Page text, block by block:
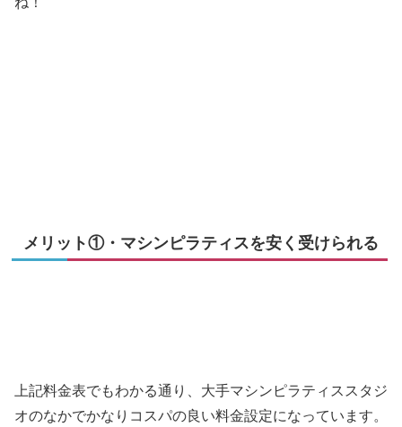
メリット①・マシンピラティスを安く受けられる
上記料金表でもわかる通り、大手マシンピラティススタジ
オのなかでかなりコスパの良い料金設定になっています。